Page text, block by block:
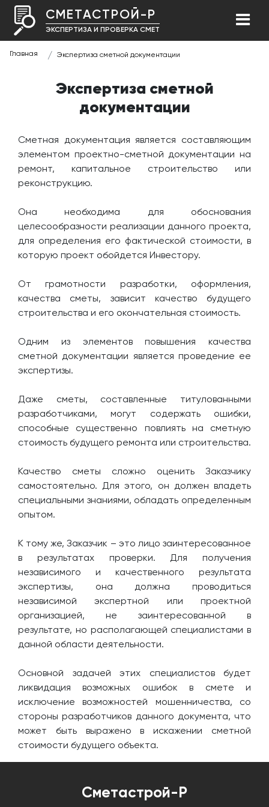
СМЕТАСТРОЙ-Р
ЭКСПЕРТИЗА И ПРОВЕРКА СМЕТ
Главная Экспертиза сметной документации
Экспертиза сметной
документации
Сметная документация является составляющим
элементом проектно-сметной документации на
ремонт, капитальное строительство или
реконструкцию.
Она необходима для обоснования
целесообразности реализации данного проекта,
для определения его фактической стоимости, в
которую проект обойдется Инвестору.
От грамотности разработки, оформления,
качества сметы, зависит качество будущего
строительства и его окончательная стоимость.
Одним из элементов повышения качества
сметной документации является проведение ее
экспертизы.
Даже сметы, составленные титулованными
разработчиками, могут содержать ошибки,
способные существенно повлиять на сметную
стоимость будущего ремонта или строительства.
Качество сметы сложно оценить Заказчику
самостоятельно. Для этого, он должен владеть
специальными знаниями, обладать определенным
опытом.
К тому же, Заказчик – это лицо заинтересованное
в результатах проверки. Для получения
независимого и качественного результата
экспертизы, она должна проводиться
независимой экспертной или проектной
организацией, не заинтересованной в
результате, но располагающей специалистами в
данной области деятельности.
Основной задачей этих специалистов будет
ликвидация возможных ошибок в смете и
исключение возможностей мошенничества, со
стороны разработчиков данного документа, что
может быть выражено в искажении сметной
стоимости будущего объекта.
Сметастрой-Р